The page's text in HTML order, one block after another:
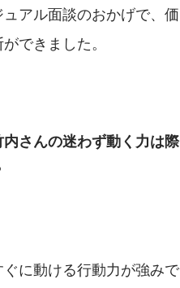
アル面談のおかげで、価
できました。
さんの迷わず動く力は際
に動ける行動力が強みで